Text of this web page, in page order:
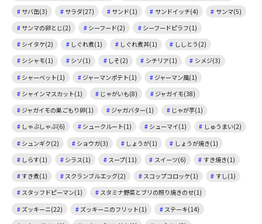
サバ缶(3)
サラダ(27) サンド(1) サンドイッチ(4)
サンマ(5)
サンマの卵とじ(2)
シーフード(2)
シーフードピラフ(1)
シイタケ(2)
しぐれ煮(1) しぐれ煮丼(1)
ししとう(2)
シシャモ(1)
シソ(1) しそ(2) シチリア(1)
シメジ(3)
シャーベット(1)
ジャーマンポテト(1)
ジャーマン風(1)
シャインマスカット(1)
じゃがいも(8)
ジャガイモ(38)
ジャガイモの巣ごもり卵(1)
ジャガバター(1)
じゃが芋(1)
しゃぶしゃぶ(6)
シュークルート(1) シューマイ(1)
しゅうまい(2)
シュンギク(2)
ショウガ(3) しょうが(1)
しょうが焼き(1)
しらす(1)
シラス(1) スープ(11) スイーツ(6)
すき焼き(1)
すき煮(1)
スクランブルエッグ(2) スコップコロッケ(1)
すし(1)
スタッフドピーマン(1)
スタミナ野菜とブリの照り焼きのせ(1)
ズッキーニ(22)
ズッキーニのフリット(1)
ステーキ(14)